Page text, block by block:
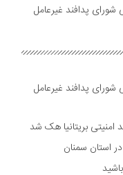
شورای پدافند غیرعامل
شورای پدافند غیرعامل
استان سمنان